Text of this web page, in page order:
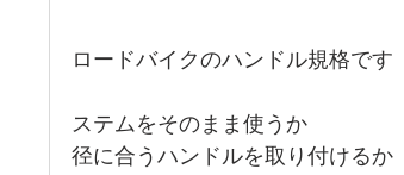
ロードバイクのハンドル規格です
ステムをそのまま使うか
径に合うハンドルを取り付けるか